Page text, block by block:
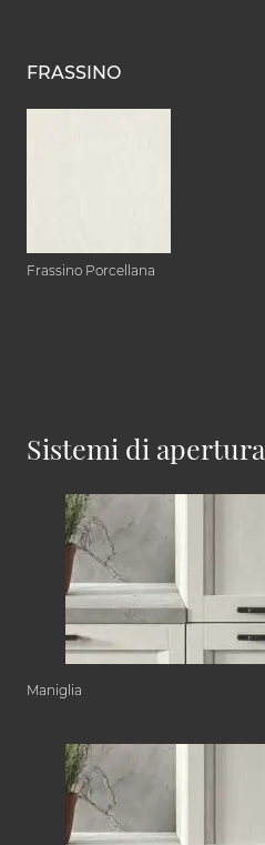
FRASSINO
Frassino Porcellana
Sistemi di apertura
Maniglia